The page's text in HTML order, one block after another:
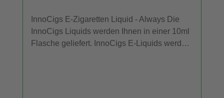
InnoCigs E-Zigaretten Liquid - Always Die
InnoCigs Liquids werden Ihnen in einer 10ml
Flasche geliefert. InnoCigs E-Liquids werden